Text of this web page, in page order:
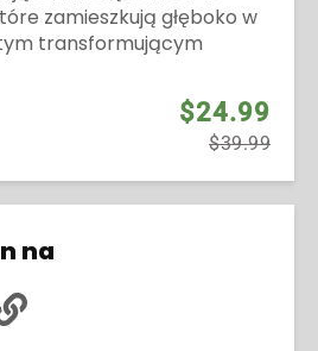
zamieszkują głęboko w
transformującym
$24.99
$39.99
na